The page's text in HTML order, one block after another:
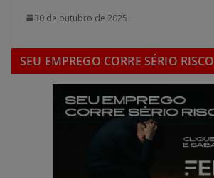
30 de outubro de 2025
SEU EMPREGO CORRE SÉRIO RISCO